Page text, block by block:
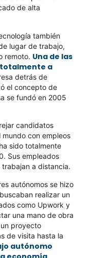
de alta
también
lugar de trabajo,
remoto. Una de las
a
detrás de
el concepto de
se fundó en 2005
candidatos
con empleos
sido totalmente
Sus empleados
a distancia.
autónomos se hizo
realizar un
como Upwork y
una mano de obra
proyecto
de visita hasta la
autónomo